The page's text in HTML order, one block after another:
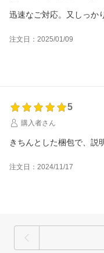
迅速なご対応。又しっか
注文日：2025/01/09
5
購入者さん
きちんとした梱包で、説
注文日：2024/11/17